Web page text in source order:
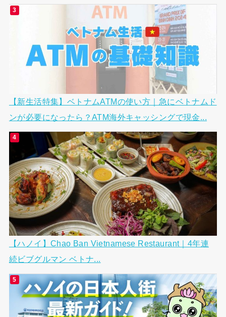
【新生活特集】ベトナムATMの使い方｜急にベトナムド
ンが必要になったら？ATM海外キャッシングで現金...
【ハノイ】Chao Ban Vietnamese Restaurant｜4年連
続ビブグルマン ベトナ...